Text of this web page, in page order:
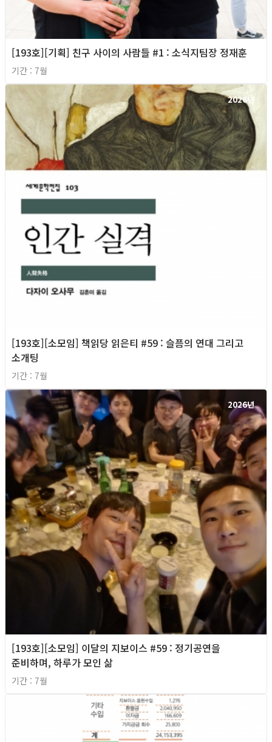
[193호][기획] 친구 사이의 사람들 #1 : 소식지팀장 정재훈
기간 : 7월
2026년
[193호][소모임] 책읽당 읽은티 #59 : 슬픔의 연대 그리고
소개팅
기간 : 7월
2026년
[193호][소모임] 이달의 지보이스 #59 : 정기공연을
준비하며, 하루가 모인 삶
기간 : 7월